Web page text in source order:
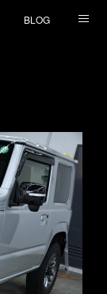
BLOG